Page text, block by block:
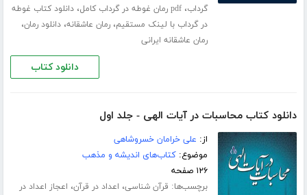
گرداب،pdf رمان غوطه در گرداب کامل ،دانلود کتاب غوطه
در گرداب با لینک مستقیم،رمان عاشقانه،دانلود رمان،
رمان عاشقانه ایرانی
دانلود کتاب
دانلود کتاب محاسبات در آیات الهی - جلد اول
از: علی خرامان خسروشاهی
موضوع:کتاب‌های اندیشه و مذهب
۱۲۶ صفحه
برچسب‌ها: قرآن شناسی، اعداد در قرآن، اعجاز اعداد در